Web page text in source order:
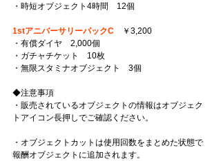
・時短オブジェクト4時間　12個
1stアニバーサリーパックC ￥3,200
・有償ダイヤ　2,000個
・ガチャチケット　10枚
・無限スタミナオブジェクト　3個
◆注意事項
・販売されているオブジェクトの情報はオブジェク
トアイコン長押しでご確認ください。
・オブジェクトカットは使用回数をまとめた状態で
報酬オブジェクトに追加されます。